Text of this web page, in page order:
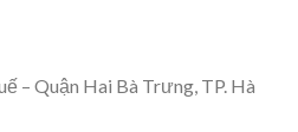
– Quận Hai Bà Trưng, TP. Hà